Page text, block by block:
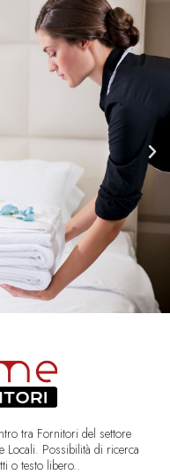
tra Fornitori del settore
Locali. Possibilità di ricerca
o testo libero..